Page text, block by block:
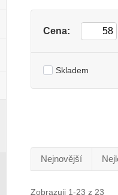
Cena:
Skladem
Nejnovější
Zobrazuji 1-23 z 23